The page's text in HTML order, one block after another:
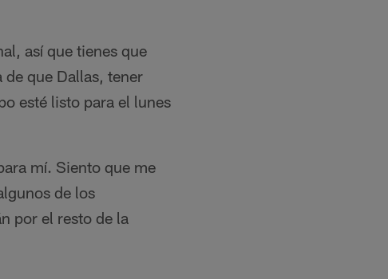
así que tienes que
que Dallas, tener
esté listo para el lunes
mí. Siento que me
de los
por el resto de la